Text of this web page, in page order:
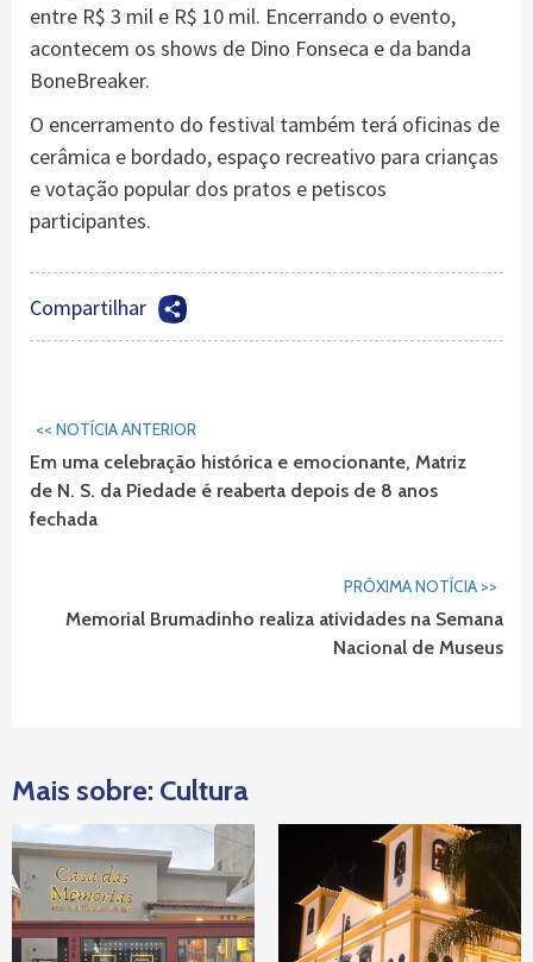
entre R$ 3 mil e R$ 10 mil. Encerrando o evento,
acontecem os shows de Dino Fonseca e da banda
BoneBreaker.
O encerramento do festival também terá oficinas de
cerâmica e bordado, espaço recreativo para crianças
e votação popular dos pratos e petiscos
participantes.
Compartilhar
Continuar
Lendo...
<< NOTÍCIA ANTERIOR
Em uma celebração histórica e emocionante, Matriz
de N. S. da Piedade é reaberta depois de 8 anos
fechada
PRÓXIMA NOTÍCIA >>
Memorial Brumadinho realiza atividades na Semana
Nacional de Museus
Mais sobre: Cultura